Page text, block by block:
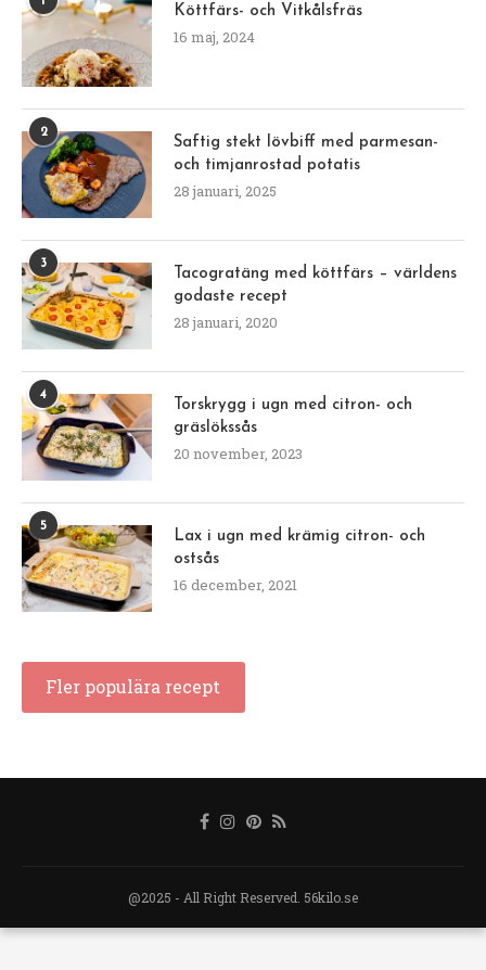
Köttfärs- och Vitkålsfräs
16 maj, 2024
2
Saftig stekt lövbiff med parmesan-
och timjanrostad potatis
28 januari, 2025
3
Tacogratäng med köttfärs – världens
godaste recept
28 januari, 2020
4
Torskrygg i ugn med citron- och
gräslökssås
20 november, 2023
5
Lax i ugn med krämig citron- och
ostsås
16 december, 2021
Fler populära recept
@2025 - All Right Reserved. 56kilo.se